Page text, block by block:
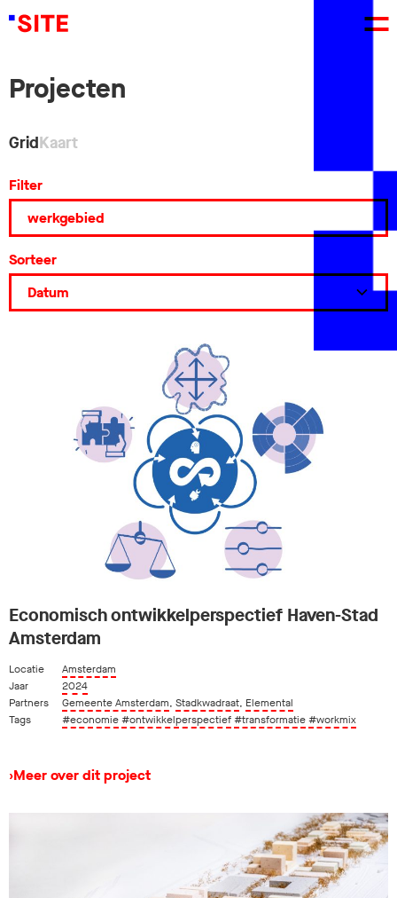
Projecten
GridKaart
Filter
Sorteer
Economisch ontwikkelperspectief Haven-Stad
Amsterdam
Locatie
Amsterdam
Jaar
2024
Partners
Gemeente Amsterdam, Stadkwadraat, Elemental
Tags
#economie#ontwikkelperspectief#transformatie#workmix
›Meer over dit project